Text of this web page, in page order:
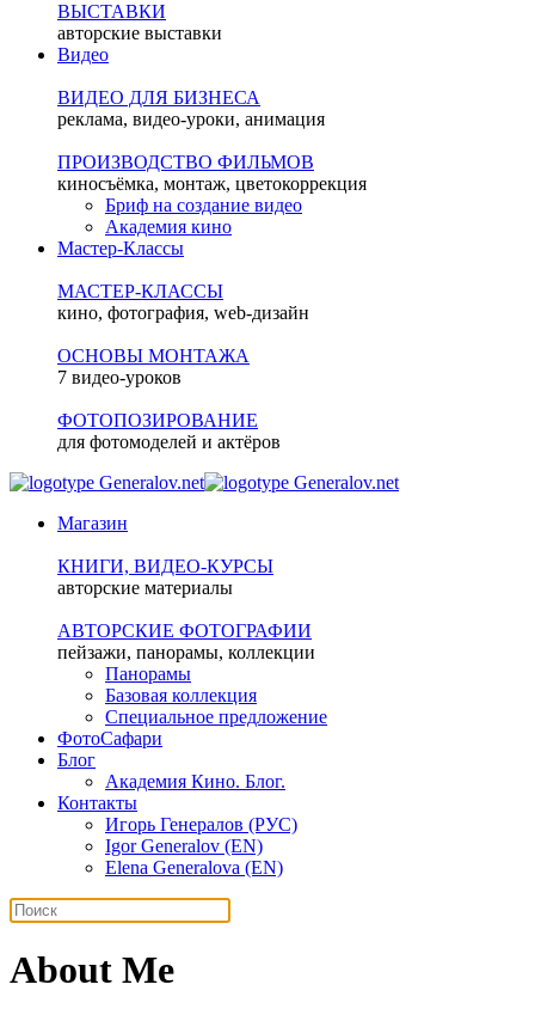
ВЫСТАВКИ
авторские выставки
Видео
ВИДЕО ДЛЯ БИЗНЕСА
реклама, видео-уроки, анимация
ПРОИЗВОДСТВО ФИЛЬМОВ
киносъёмка, монтаж, цветокоррекция
Бриф на создание видео
Академия кино
Мастер-Классы
МАСТЕР-КЛАССЫ
кино, фотография, web-дизайн
ОСНОВЫ МОНТАЖА
7 видео-уроков
ФОТОПОЗИРОВАНИЕ
для фотомоделей и актёров
Магазин
КНИГИ, ВИДЕО-КУРСЫ
авторские материалы
АВТОРСКИЕ ФОТОГРАФИИ
пейзажи, панорамы, коллекции
Панорамы
Базовая коллекция
Специальное предложение
ФотоСафари
Блог
Академия Кино. Блог.
Контакты
Игорь Генералов (РУС)
Igor Generalov (EN)
Elena Generalova (EN)
About Me